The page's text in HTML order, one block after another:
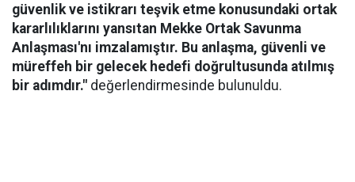
güvenlik ve istikrarı teşvik etme konusundaki ortak
kararlılıklarını yansıtan Mekke Ortak Savunma
Anlaşması'nı imzalamıştır. Bu anlaşma, güvenli ve
müreffeh bir gelecek hedefi doğrultusunda atılmış
bir adımdır." değerlendirmesinde bulunuldu.